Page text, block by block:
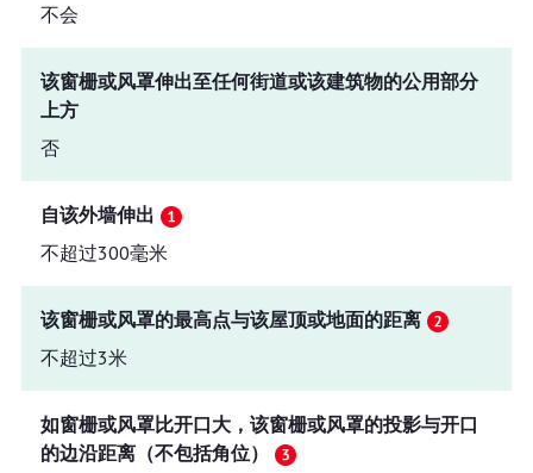
不会
该窗栅或风罩伸出至任何街道或该建筑物的公用部分
上方
否
自该外墙伸出
不超过300毫米
该窗栅或风罩的最高点与该屋顶或地面的距离
不超过3米
如窗栅或风罩比开口大，该窗栅或风罩的投影与开口
的边沿距离（不包括角位）